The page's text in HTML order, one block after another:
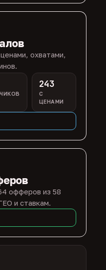
охватами,
243
С
ЦЕНАМИ
офферов из 58
и ставкам.